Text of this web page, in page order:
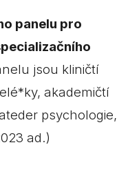
panelu pro
jsou kliničtí
akademičtí
psychologie,
ad.)